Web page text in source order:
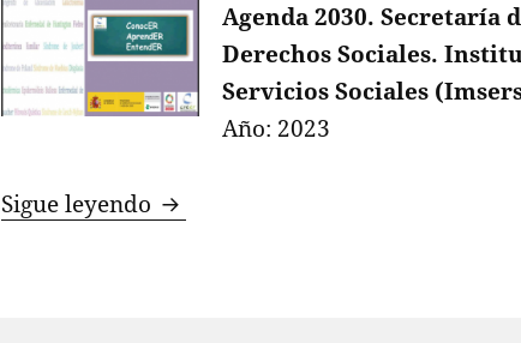
Agenda 2030. Secretaría
Derechos Sociales.
Servicios Sociales
Año: 2023
Sigue leyendo Enfermedades raras en la escuela